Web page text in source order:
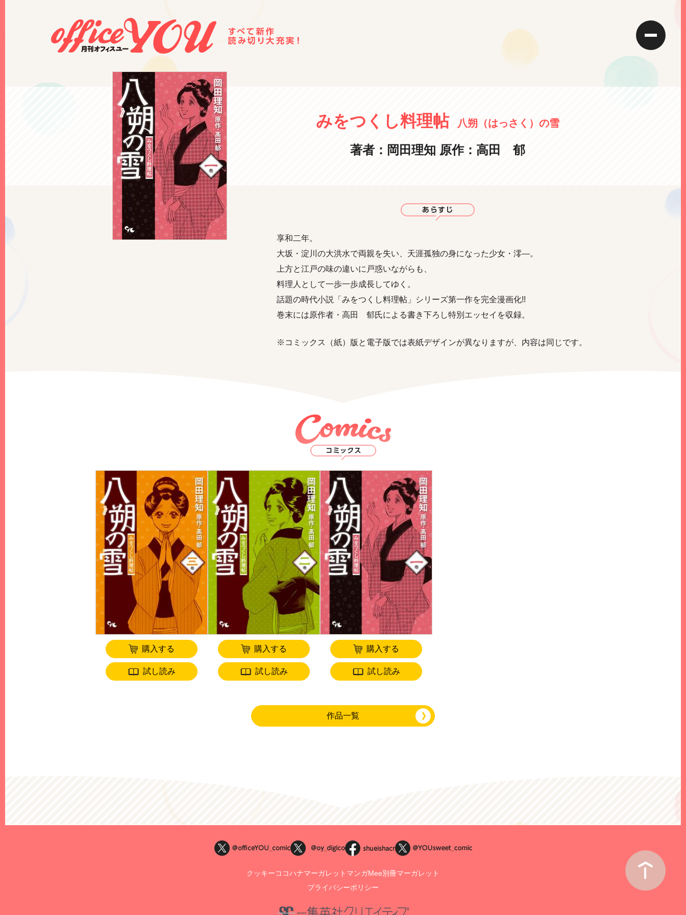
みをつくし料理帖 八朔（はっさく）の雪
著者：岡田理知 原作：高田 郁
享和二年。
大坂・淀川の大洪水で両親を失い、天涯孤独の身になった少女・澪―。
上方と江戸の味の違いに戸惑いながらも、
料理人として一歩一歩成長してゆく。
話題の時代小説「みをつくし料理帖」シリーズ第一作を完全漫画化!!
巻末には原作者・高田 郁氏による書き下ろし特別エッセイを収録。
※コミックス（紙）版と電子版では表紙デザインが異なりますが、内容は同じです。
購入する
試し読み
購入する
試し読み
購入する
試し読み
作品一覧
クッキーココハナマーガレット マンガMee別冊マーガレット
プライバシーポリシー